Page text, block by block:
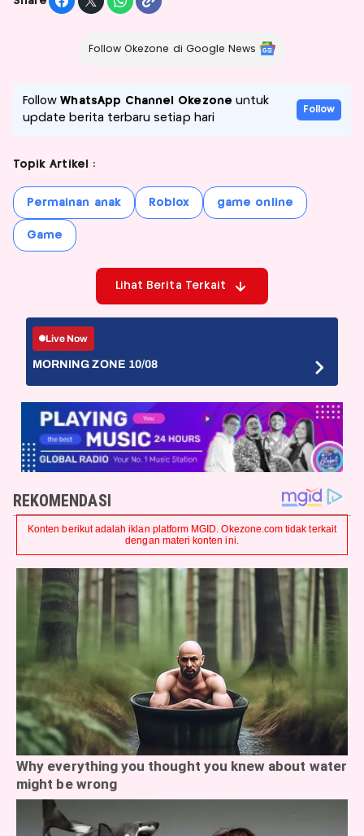
Follow Okezone di Google News
FollowWhatsApp Channel Okezone untuk
update berita terbaru setiap hari
Follow
Topik Artikel :
Permainan anak Roblox game online
Game
Lihat Berita Terkait
Live Now
MORNING ZONE 10/08